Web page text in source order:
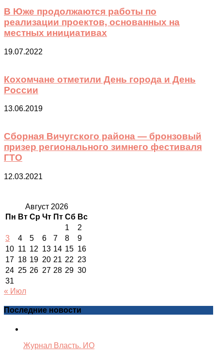
В Юже продолжаются работы по
реализации проектов, основанных на
местных инициативах
19.07.2022
Кохомчане отметили День города и День
России
13.06.2019
Сборная Вичугского района — бронзовый
призер регионального зимнего фестиваля
ГТО
12.03.2021
Август 2026
Пн Вт Ср Чт Пт Сб Вс
1
2
3
4 5 6 7 8
9
10 11 12 13 14 15 16
17 18 19 20 21 22 23
24 25 26 27 28 29 30
31
« Июл
Последние новости
Журнал Власть. ИО